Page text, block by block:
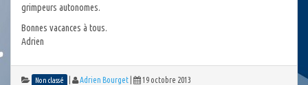
grimpeurs autonomes.
Bonnes vacances à tous.
Adrien
Non classé Adrien Bourget 19 octobre 2013